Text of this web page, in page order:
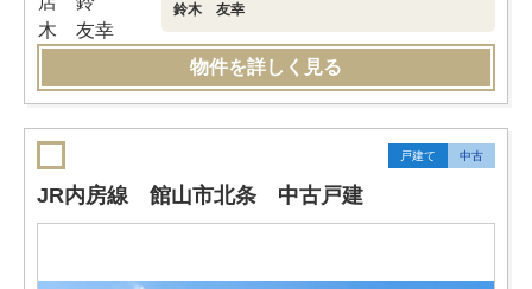
鈴木 友幸
物件を詳しく見る
戸建て 中古
JR内房線 館山市北条 中古戸建